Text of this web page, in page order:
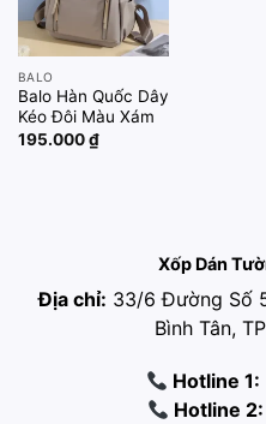
BALO
Balo Hàn Quốc Dây
Kéo Đôi Màu Xám
195.000₫
Xốp Dán
Địa chỉ: 33/6 Đường Số
Bình Tân,
Hotline 1:
Hotline 2: